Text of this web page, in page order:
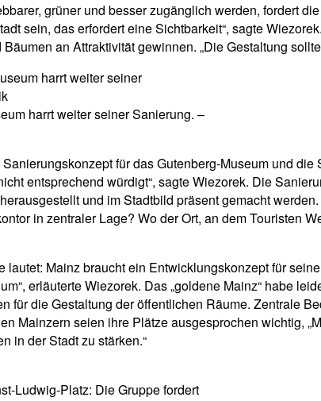
grüner und besser zugänglich werden, fordert
sein, das erfordert eine Sichtbarkeit“, sagte
an Attraktivität gewinnen. „Die Gestaltung
harrt weiter seiner Sanierung. –
für das Gutenberg-Museum und
entsprechend würdigt“, sagte Wiezorek. Die
und im Stadtbild präsent gemacht
in zentraler Lage? Wo der Ort, an dem Touristen
lautet: Mainz braucht ein Entwicklungskonzept für
erläuterte Wiezorek. Das „goldene Mainz“ habe
für die Gestaltung der öffentlichen Räume. Zentrale
Mainzern seien ihre Plätze ausgesprochen wichtig,
in der Stadt zu stärken.“
Ludwig-Platz: Die Gruppe fordert